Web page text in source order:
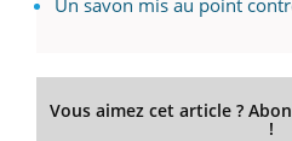
Vous aimez cet article ?
!